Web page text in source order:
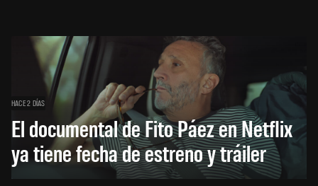
HACE 2 DÍAS
El documental de Fito Páez en Netflix
ya tiene fecha de estreno y tráiler